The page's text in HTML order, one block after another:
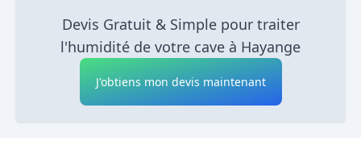
Devis Gratuit & Simple pour traiter
l'humidité de votre cave à Hayange
J'obtiens mon devis maintenant